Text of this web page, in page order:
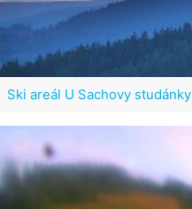
Ski areál U Sachovy studánky